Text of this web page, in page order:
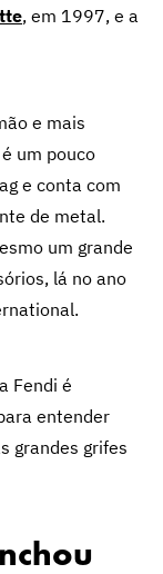
, em 1997, e a
e mais
um pouco
e conta com
de metal.
um grande
lá no ano
Fendi é
entender
grandes grifes